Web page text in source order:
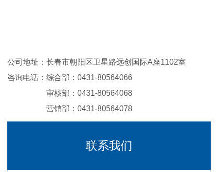
公司地址： 长春市朝阳区卫星路远创国际A座1102室
咨询电话：综合部： 0431-80564066
审核部：0431-80564068
营销部：0431-80564078
联系我们